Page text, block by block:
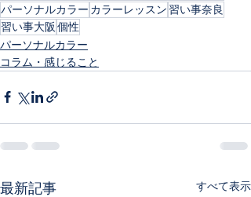
パーソナルカラー カラーレッスン 習い事奈良
習い事大阪 個性
パーソナルカラー
コラム・感じること
最新記事 すべて表示